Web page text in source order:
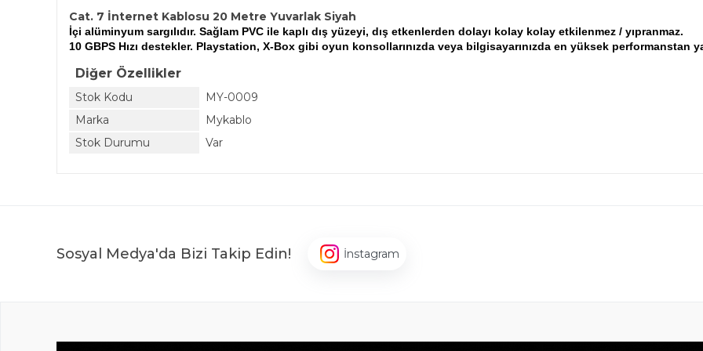
Cat. 7 İnternet Kablosu 20 Metre Yuvarlak Siyah
İçi alüminyum sargılıdır. Sağlam PVC ile kaplı dış yüzeyi, dış etkenlerden dolayı kolay kolay etkilenmez / yıpranmaz.
10 GBPS Hızı destekler. Playstation, X-Box gibi oyun konsollarınızda veya bilgisayarınızda en yüksek performanstan
Diğer Özellikler
Stok Kodu
MY-0009
Marka
Mykablo
Stok Durumu
Var
Sosyal Medya'da Bizi Takip Edin! İnstagram